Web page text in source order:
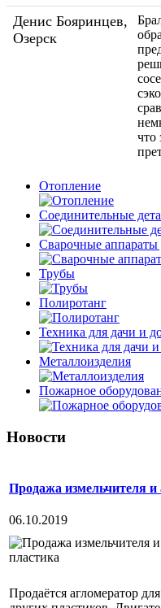
Денис Бояринцев,
Озерск
что
Отопление
Соединительные
Сварочные
Трубы
Полиротанг
Техника для дачи и
Металлоизделия
Пожарное
Новости
Продажа измельчителя и
06.10.2019
Продаётся агломератор